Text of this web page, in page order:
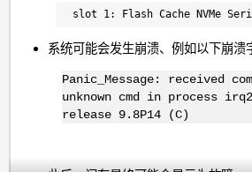
slot 1: Flash Cache NVMe
系统可能会发生崩溃、例如以下崩溃
Panic_Message: received
unknown cmd in process
release 9.8P14 (C)